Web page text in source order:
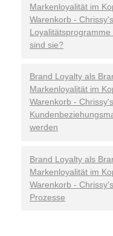
Markenloyalität im
Warenkorb -
sind sie?
Brand Loyalty als
Markenloyalität im
Warenkorb -
werden
Brand Loyalty als
Markenloyalität im
Warenkorb -
Prozesse